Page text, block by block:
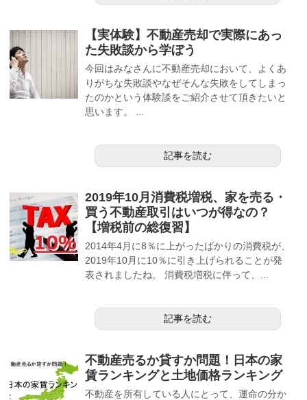
【実体験】不動産売却で実際にあっ
た失敗談から学ぼう
今回はみなさんに不動産売却において、よくあ
りがちな失敗談やなぜそんな失敗をしてしまっ
たのかという体験談をご紹介させて頂きたいと
思います。 ...
記事を読む
2019年10月消費税増税、家を売る・
買う不動産取引はいつが得なの？
【増税前の総復習】
2014年4月に8％に上がったばかりの消費税が、
2019年10月に10％に引き上げられることが発
表されましたね。 消費税増税に伴って、...
記事を読む
不動産売るか貸すか問題！日本の家
賃ランキングと土地価格ランキング
不動産を所有している人にとって、運命の分か